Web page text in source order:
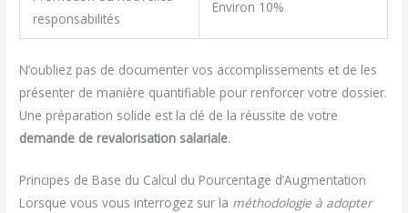
responsabilités
Environ 10%
N’oubliez pas de documenter vos accomplissements et de les
présenter de manière quantifiable pour renforcer votre dossier.
Une préparation solide est la clé de la réussite de votre
demande de revalorisation salariale.
Principes de Base du Calcul du Pourcentage d’Augmentation
Lorsque vous vous interrogez sur la méthodologie à adopter